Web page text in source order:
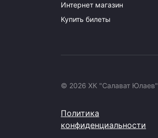
Интернет магазин
Купить билеты
© 2026 ХК "Салават Юлаев"
Политика
конфиденциальности